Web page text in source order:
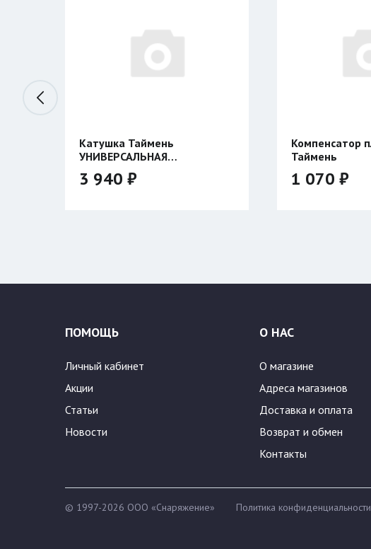
Компенсатор плавучести
Таймень
ПОМОЩЬ
Личный кабинет
Акции
Статьи
Новости
О НАС
О магазине
Адреса магазинов
Доставка и оплата
Возврат и обмен
Контакты
© 1997-2026 ООО «Снаряжение» Политика конфиденциальности